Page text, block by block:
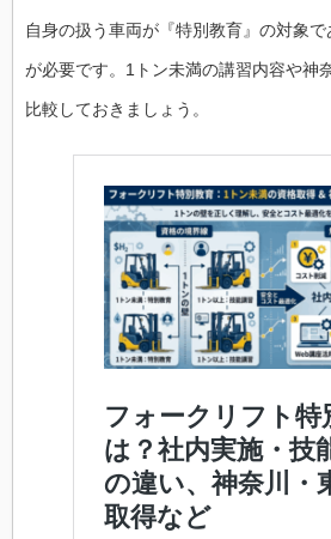
自身の扱う車両が『特別教育』の対象
が必要です。1トン未満の講習内容や神
比較しておきましょう。